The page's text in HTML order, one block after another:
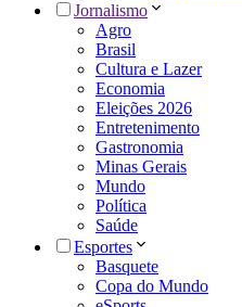
Jornalismo
Agro
Brasil
Cultura e Lazer
Economia
Eleições 2026
Entretenimento
Gastronomia
Minas Gerais
Mundo
Política
Saúde
Esportes
Basquete
Copa do Mundo